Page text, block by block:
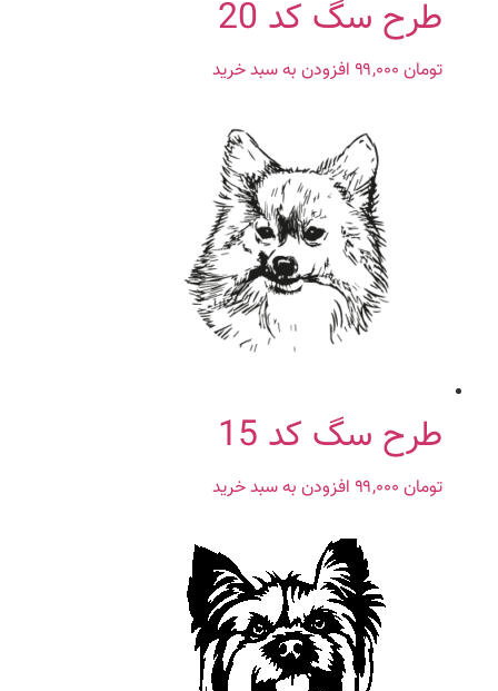
طرح سگ کد 20
تومان افزودن به سبد خرید
طرح سگ کد 15
تومان افزودن به سبد خرید